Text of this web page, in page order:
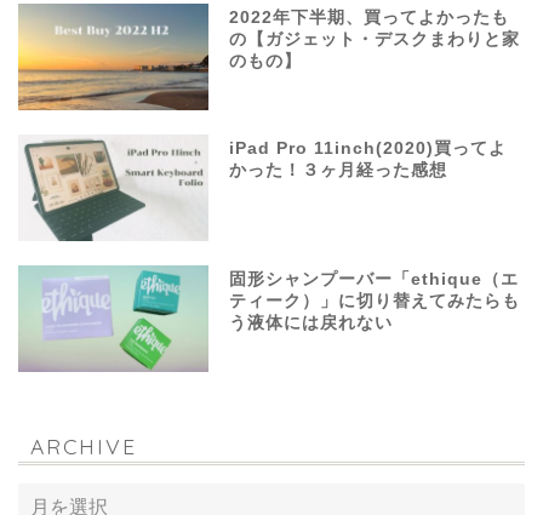
2022年下半期、買ってよかったも
の【ガジェット・デスクまわりと家
のもの】
iPad Pro 11inch(2020)買ってよ
かった！３ヶ月経った感想
固形シャンプーバー「ethique（エ
ティーク）」に切り替えてみたらも
う液体には戻れない
ARCHIVE